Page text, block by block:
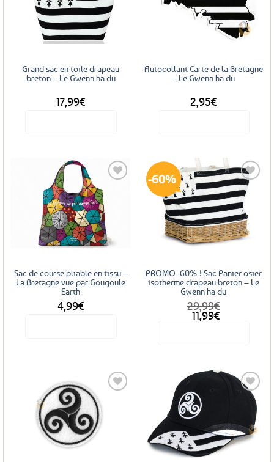
sur
Ajouter
aux
favoris
Grand sac en toile drapeau
breton – Le Gwenn ha du
17,99€
Ajouter
aux
favoris
Autocollant Carte de la Bretagne
– Le Gwenn ha du
2,95€
Ajouter
favoris
Sac de course pliable en tissu –
La Bretagne vue par Gougoule
Earth
4,99€
60%
Ajouter
aux
favoris
PROMO -60% ! Sac Panier osier
isotherme drapeau breton – Le
Gwenn ha du
29,99€
Le
prix
11,99€
Le
prix
Ajouter
aux
favoris